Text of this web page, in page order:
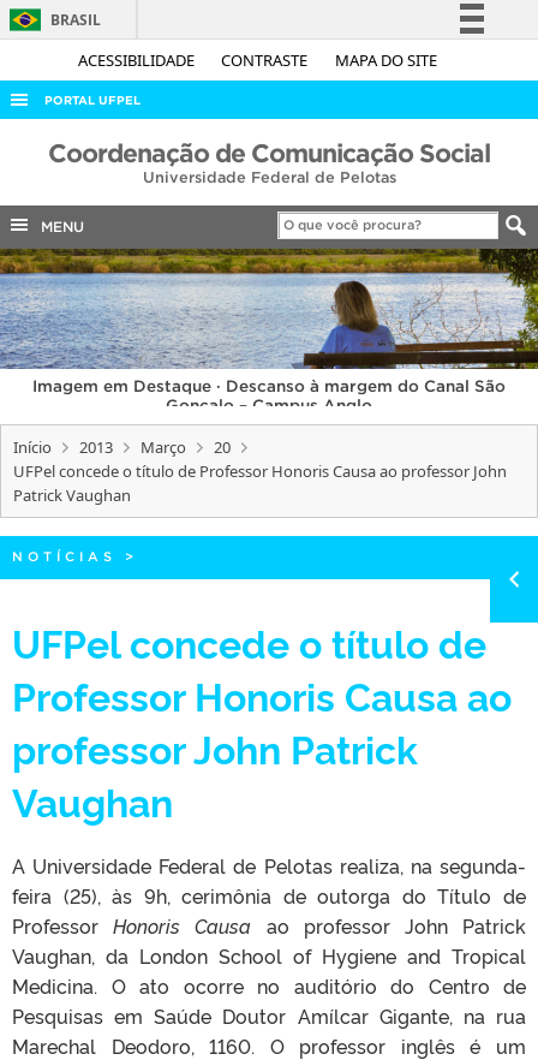
ACESSIBILIDADE CONTRASTE MAPA DO SITE
BRASIL
Simplifique!
Acesso à informação
Legislação
Canais
PORTAL UFPEL
ACESSO À INFORMAÇÃO
COBALTO
CONCURSOS
EDITAIS
INTERNACIONAL
OUVIDORIA
PORTARIAS
TELEFONES
Coordenação de Comunicação Social
Universidade Federal de Pelotas
MENU
Imagem em Destaque · Descanso à margem do Canal São
Gonçalo – Campus Anglo
Início 2013 Março
20
UFPel concede o título de Professor Honoris Causa ao professor John
Patrick Vaughan
NOTÍCIAS >
UFPel concede o título de
Professor Honoris Causa ao
professor John Patrick
Vaughan
A Universidade Federal de Pelotas realiza, na segunda-
feira (25), às 9h, cerimônia de outorga do Título de
ProfessorHonoris Causa ao professor John Patrick
Vaughan, da London School of Hygiene and Tropical
Medicina. O ato ocorre no auditório do Centro de
Pesquisas em Saúde Doutor Amílcar Gigante, na rua
Marechal Deodoro, 1160. O professor inglês é um